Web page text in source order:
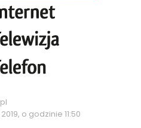
o godzinie 11:50